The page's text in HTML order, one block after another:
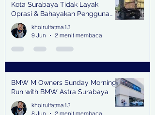
Kota Surabaya Tidak Layak
Oprasi & Bahayakan Pengguna
Jalan
khoirulfatma13
9 Jun
2 menit membaca
BMW M Owners Sunday Morning
Run with BMW Astra Surabaya
khoirulfatma13
8 Jun
2 menit membaca